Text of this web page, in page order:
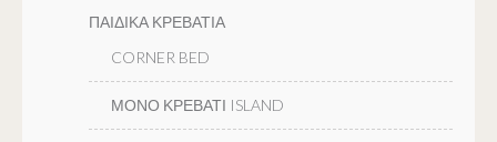
ΠΑΙΔΙΚΑ ΚΡΕΒΑΤΙΑ
CORNER BED
ΜΟΝΟ ΚΡΕΒΑΤΙ ISLAND